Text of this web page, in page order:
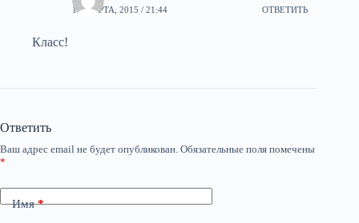
13 МАРТА, 2015 / 21:44 ОТВЕТИТЬ
Класс!
Ответить
Ваш адрес email не будет опубликован. Обязательные поля помечены
*
Имя*